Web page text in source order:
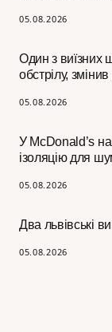
05.08.2026
Один з виїзних
обстрілу,
05.08.2026
У McDonald’s
ізоляцію для
05.08.2026
Два львівські
05.08.2026